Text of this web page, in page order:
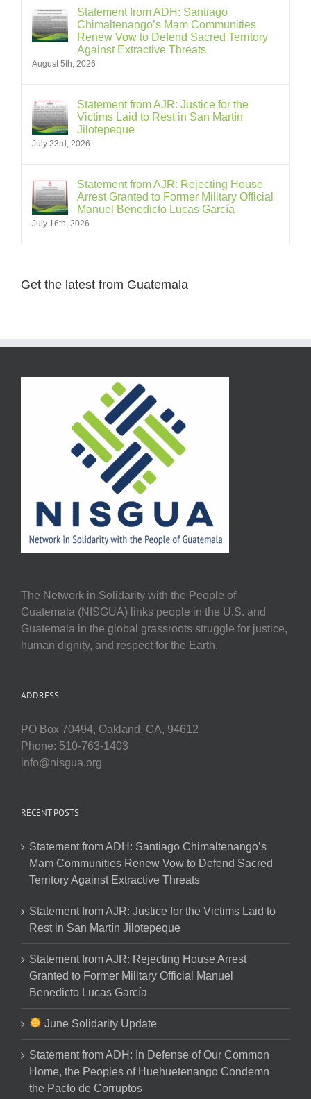
Statement from ADH: Santiago
Chimaltenango’s Mam Communities
Renew Vow to Defend Sacred Territory
Against Extractive Threats
August 5th, 2026
Statement from AJR: Justice for the
Victims Laid to Rest in San Martín
Jilotepeque
July 23rd, 2026
Statement from AJR: Rejecting House
Arrest Granted to Former Military Official
Manuel Benedicto Lucas García
July 16th, 2026
Get the latest from Guatemala
The Network in Solidarity with the People of
Guatemala (NISGUA) links people in the U.S. and
Guatemala in the global grassroots struggle for justice,
human dignity, and respect for the Earth.
ADDRESS
PO Box 70494, Oakland, CA, 94612
Phone: 510-763-1403
info@nisgua.org
RECENT POSTS
Statement from ADH: Santiago Chimaltenango’s
Mam Communities Renew Vow to Defend Sacred
Territory Against Extractive Threats
Statement from AJR: Justice for the Victims Laid to
Rest in San Martín Jilotepeque
Statement from AJR: Rejecting House Arrest
Granted to Former Military Official Manuel
Benedicto Lucas García
June Solidarity Update
Statement from ADH: In Defense of Our Common
Home, the Peoples of Huehuetenango Condemn
the Pacto de Corruptos